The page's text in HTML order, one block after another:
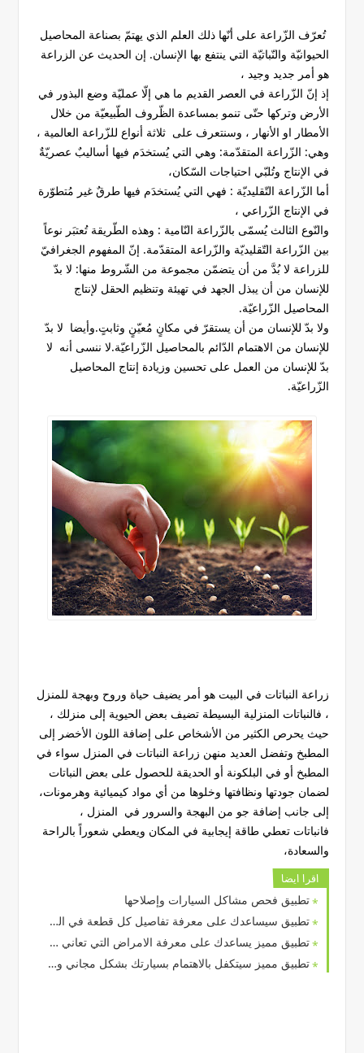
تُعرّف الزّراعة على أنّها ذلك العلم الذي يهتمّ بصناعة المحاصيل
الحيوانيّة والنّباتيّة التي ينتفع بها الإنسان. إن الحديث عن الزراعة
هو أمر جديد وجيد ،
إذ إنّ الزّراعة في العصر القديم ما هي إلّا عمليّة وضع البذور في
الأرض وتركها حتّى تنمو بمساعدة الظّروف الطّبيعيّة من خلال
الأمطار او الأنهار ، وسنتعرف على ثلاثة أنواع للزّراعة العالمية ،
وهي: الزّراعة المتقدّمة: وهي التي يُستخدَم فيها أساليبٌ عصريّةٌ
في الإنتاج وتُلبّي احتياجات السّكان،
أما الزّراعة التّقليديّة : فهي التي يُستخدَم فيها طرقٌ غير مُتطوّرة
في الإنتاج الزّراعي ،
والنّوع الثالث يُسمّى بالزّراعة النّامية : وهذه الطّريقة تُعتبَر نوعاً
بين الزّراعة التّقليديّة والزّراعة المتقدّمة. إنّ المفهوم الجغرافيّ
للزراعة لا بُدَّ من أن يتضمّن مجموعة من الشّروط منها: لا بدّ
للإنسان من أن يبذل الجهد في تهيئة وتنظيم الحقل لإنتاج
المحاصيل الزّراعيّة.
ولا بدّ للإنسان من أن يستقرّ في مكانٍ مُعيّنٍ وثابتٍ.وأيضا لا بدّ
للإنسان من الاهتمام الدّائم بالمحاصيل الزّراعيّة.لا ننسى أنه لا
بدّ للإنسان من العمل على تحسين وزيادة إنتاج المحاصيل
الزّراعيّة.
زراعة النباتات في البيت هو أمر يضيف حياة وروح وبهجة للمنزل
، فالنباتات المنزلية البسيطة تضيف بعض الحيوية إلى منزلك ،
حيث يحرص الكثير من الأشخاص على إضافة اللون الأخضر إلى
المطبخ وتفضل العديد منهن زراعة النباتات في المنزل سواء في
المطبخ أو في البلكونة أو الحديقة للحصول على بعض النباتات
لضمان جودتها ونظافتها وخلوها من أي مواد كيميائية وهرمونات،
إلى جانب إضافة جو من البهجة والسرور في المنزل ،
فانباتات تعطي طاقة إيجابية في المكان ويعطي شعوراً بالراحة
والسعادة،
اقرا ايضا
تطبيق فحص مشاكل السيارات وإصلاحها
تطبيق سيساعدك على معرفة تفاصيل كل قطعة في السيارة بدون انترنت
تطبيق مميز يساعدك على معرفة الامراض التي تعاني منها خلايا النحل
تطبيق مميز سيتكفل بالاهتمام بسيارتك بشكل مجاني ودقيق